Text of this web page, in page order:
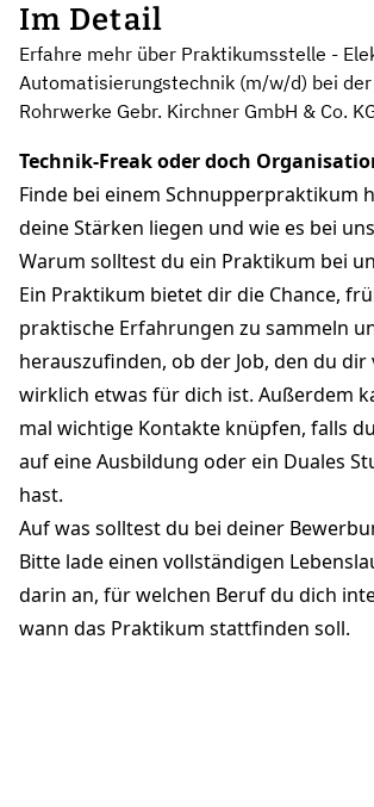
Im Detail
Erfahre mehr über Praktikumsstelle -
Automatisierungstechnik (m/w/d) bei der
Rohrwerke Gebr. Kirchner GmbH & Co.
Technik-Freak oder doch
Finde bei einem Schnupperpraktikum
deine Stärken liegen und wie es bei
Warum solltest du ein Praktikum bei
Ein Praktikum bietet dir die Chance,
praktische Erfahrungen zu sammeln
herauszufinden, ob der Job, den du
wirklich etwas für dich ist. Außerdem
mal wichtige Kontakte knüpfen, falls
auf eine Ausbildung oder ein Duales
hast.
Auf was solltest du bei deiner
Bitte lade einen vollständigen
darin an, für welchen Beruf du dich
wann das Praktikum stattfinden soll.